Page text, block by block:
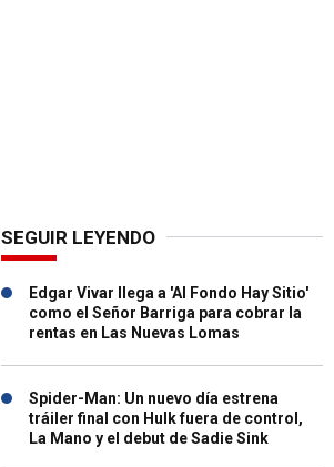
SEGUIR LEYENDO
Edgar Vivar llega a 'Al Fondo Hay Sitio'
como el Señor Barriga para cobrar la
rentas en Las Nuevas Lomas
Spider-Man: Un nuevo día estrena
tráiler final con Hulk fuera de control,
La Mano y el debut de Sadie Sink